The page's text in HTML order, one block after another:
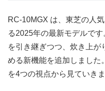
RC-10MGX は、東芝の人
る2025年の最新モデルで
を引き継ぎつつ、炊き上が
める新機能を追加しました
を4つの視点から見ていきま